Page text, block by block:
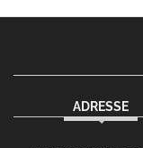
ADRESSE